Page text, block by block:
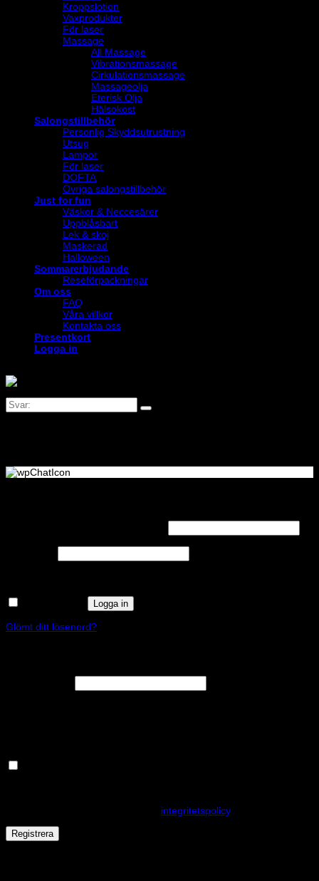
Kroppslotion
Vaxprodukter
För laser
Massage
All Massage
Vibrationsmassage
Cirkulationsmassage
Massageolja
Eterisk Olja
Hälsokost
Salongstillbehör
Personlig Skyddsutrustning
Utsug
Lampor
För laser
DOFTA
Övriga salongstillbehör
Just for fun
Väskor & Neccesärer
Uppblåsbart
Lek & skoj
Maskerad
Halloween
Sommarerbjudande
Reseförpackningar
Om oss
FAQ
Våra villkor
Kontakta oss
Presentkort
Logga in
Logga in
Glömt ditt lösenord?
integritetspolicy.
Registrera